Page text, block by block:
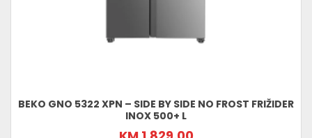
BEKO GNO 5322 XPN – SIDE BY SIDE NO FROST FRIŽIDER
INOX 500+ L